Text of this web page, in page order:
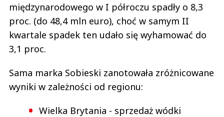
międzynarodowego w I półroczu spadły o 8,3
proc. (do 48,4 mln euro), choć w samym II
kwartale spadek ten udało się wyhamować do
3,1 proc.
Sama marka Sobieski zanotowała zróżnicowane
wyniki w zależności od regionu:
Wielka Brytania - sprzedaż wódki